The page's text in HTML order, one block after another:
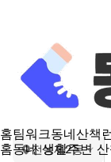
홈팀워크동네산책
홈동네 생활주변
전농제2동